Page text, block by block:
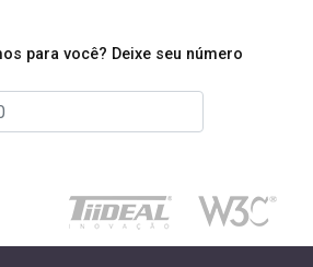
para você? Deixe seu número